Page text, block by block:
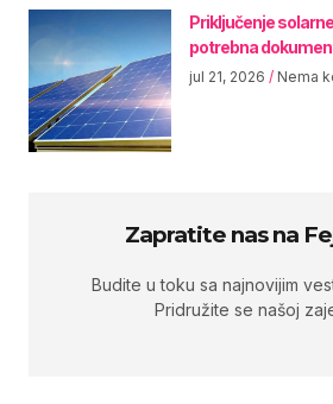
Priključenje
potrebna
jul 21, 2026 Nema
Zapratite nas na
Budite u toku sa najnovijim
Pridružite se našoj